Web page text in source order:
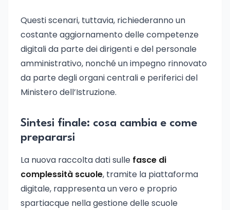
Questi scenari, tuttavia, richiederanno un
costante aggiornamento delle competenze
digitali da parte dei dirigenti e del personale
amministrativo, nonché un impegno rinnovato
da parte degli organi centrali e periferici del
Ministero dell’Istruzione.
Sintesi finale: cosa cambia e come
prepararsi
La nuova raccolta dati sulle fasce di
complessità scuole, tramite la piattaforma
digitale, rappresenta un vero e proprio
spartiacque nella gestione delle scuole